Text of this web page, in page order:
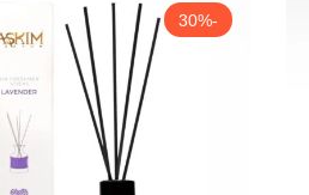
-30%